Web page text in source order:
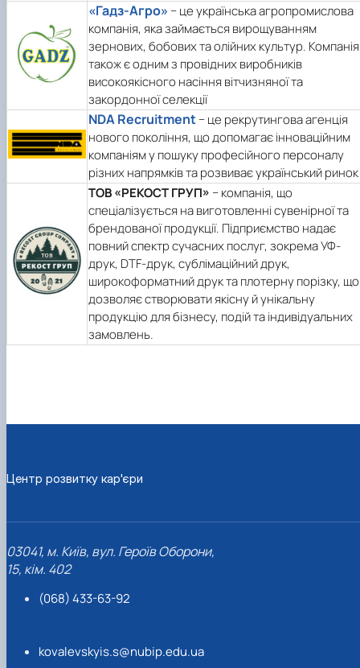
«Гадз-Агро» − це українська агропромислова
компанія, яка займається вирощуванням
зернових, бобових та олійних культур. Компанія
також є одним з провідних виробників
високоякісного насіння вітчизняної та
закордонної селекції
NDA Recruitment− це рекрутингова агенція
нового покоління, що допомагає інноваційним
компаніям у пошуку професійного персоналу
різних напрямків та розвиває український ринок
ТОВ «РЕКОСТ ГРУП» − компанія, що
спеціалізується на виготовленні сувенірної та
брендованої продукції. Підприємство надає
повний спектр сучасних послуг, зокрема УФ-
друк, DTF-друк, сублімаційний друк,
широкоформатний друк та плотерну порізку, що
дозволяє створювати якісну й унікальну
продукцію для бізнесу, подій та індивідуальних
замовлень.
Центр розвитку кар'єри
03041, м. Київ, вул. Героїв Оборони,
15, кім. 402
(068) 433-63-92
kovalevskyis.s@nubip.edu.ua